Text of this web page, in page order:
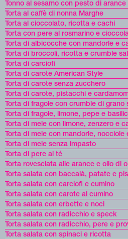
Tonno al sesamo con pesto di arance
Torta al caffè di nonna Marghe
Torta al cioccolato, ricotta e cachi
Torta con pere al rosmarino e
Torta di albicocche con mandorle e
Torta di broccoli, ricotta e crumble
Torta di carciofi
Torta di carote American Style
Torta di carote senza zucchero
Torta di carote, pistacchi e
Torta di fragole con crumble di grano
Torta di fragole, limone, pepe e
Torta di mele con limone, zenzero e
Torta di mele con mandorle, nocciole
Torta di mele senza impasto
Torta di pere al té
Torta rovesciata alle arance e olio di
Torta salata con baccalà, patate e
Torta salata con carciofi e cumino
Torta salata con carote al cumino
Torta salata con erbette e noci
Torta salata con radicchio e speck
Torta salata con radicchio, pere e
Torta salata con spinaci e ricotta